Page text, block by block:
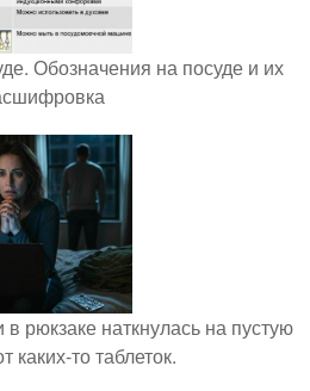
Обозначения на посуде и их
рюкзаке наткнулась на пустую
каких-то таблеток.